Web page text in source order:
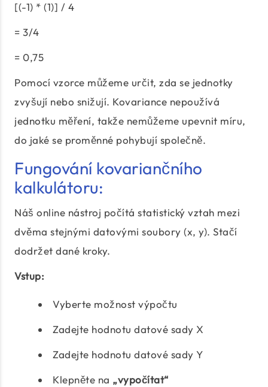
[(-1) * (1)] / 4
= 3/4
= 0,75
Pomocí vzorce můžeme určit, zda se jednotky
zvyšují nebo snižují. Kovariance nepoužívá
jednotku měření, takže nemůžeme upevnit míru,
do jaké se proměnné pohybují společně.
Fungování kovariančního
kalkulátoru:
Náš online nástroj počítá statistický vztah mezi
dvěma stejnými datovými soubory (x, y). Stačí
dodržet dané kroky.
Vstup:
Vyberte možnost výpočtu
Zadejte hodnotu datové sady X
Zadejte hodnotu datové sady Y
Klepněte na „vypočítat“